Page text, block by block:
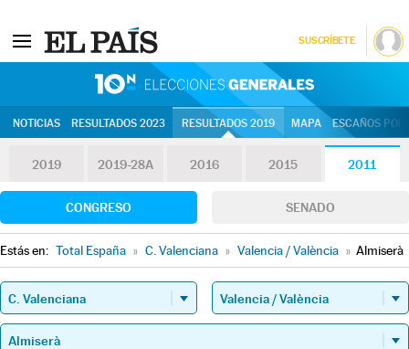
SUSCRÍBETE
NOTICIAS RESULTADOS 2023 RESULTADOS 2019 MAPA ESCAÑOS
2019 2019-28A 2016 2015 2011
CONGRESO SENADO
Estás en: Total España » C. Valenciana » Valencia / València » Almiserà